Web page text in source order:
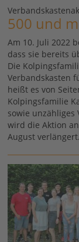
500 und
Am 10. Juli 2022
dass sie bereits
Die
Verbandskasten
heißt es von
Kolpingsfamilie
sowie unzähliges
wird die Aktion
August verlängert.